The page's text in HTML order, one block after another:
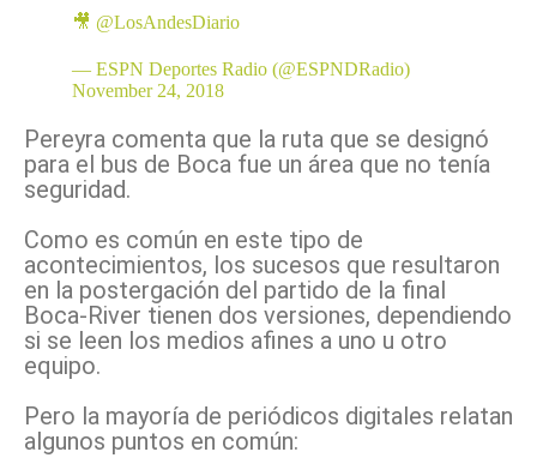
🎥 @LosAndesDiario
— ESPN Deportes Radio (@ESPNDRadio)
November 24, 2018
Pereyra comenta que la ruta que se designó
para el bus de Boca fue un área que no tenía
seguridad.
Como es común en este tipo de
acontecimientos, los sucesos que resultaron
en la postergación del partido de la final
Boca-River tienen dos versiones, dependiendo
si se leen los medios afines a uno u otro
equipo.
Pero la mayoría de periódicos digitales relatan
algunos puntos en común: